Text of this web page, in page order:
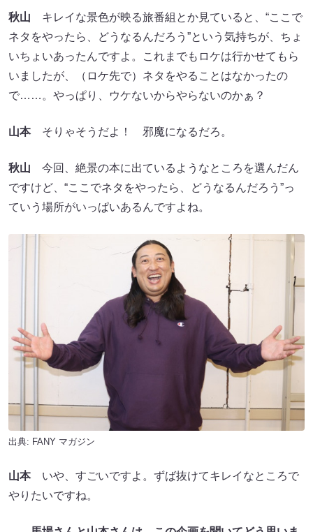
秋山 キレイな景色が映る旅番組とか見ていると、“ここで
ネタをやったら、どうなるんだろう”という気持ちが、ちょ
いちょいあったんですよ。これまでもロケは行かせてもら
いましたが、（ロケ先で）ネタをやることはなかったの
で……。やっぱり、ウケないからやらないのかぁ？
山本そりゃそうだよ！ 邪魔になるだろ。
秋山 今回、絶景の本に出ているようなところを選んだん
ですけど、“ここでネタをやったら、どうなるんだろう”っ
ていう場所がいっぱいあるんですよね。
出典: FANY マガジン
山本いや、すごいですよ。ずば抜けてキレイなところで
やりたいですね。